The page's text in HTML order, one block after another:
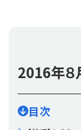
理事会
会計・税務
労務
2016年
目次